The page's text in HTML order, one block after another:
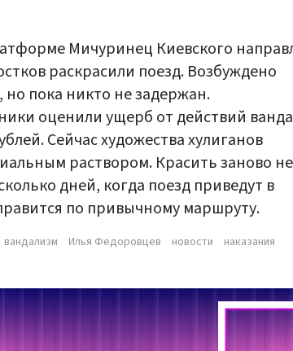
Мичуринец Киевского
раскрасили поезд. Возбуждено
но пока никто не задержан.
оценили ущерб от действий
Сейчас художества хулиганов
раствором. Красить заново не
дней, когда поезд приведут в
по привычному маршруту.
вандализм Илья Федоровцев новости наказания